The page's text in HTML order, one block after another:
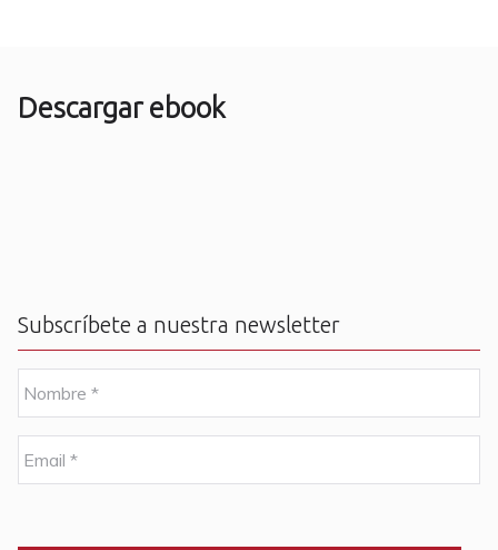
Descargar ebook
Subscríbete a nuestra newsletter
o
m
e
m
a